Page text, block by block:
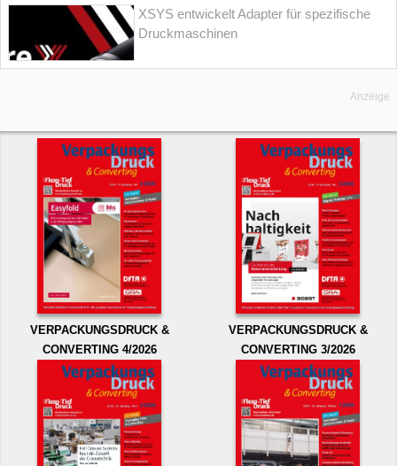
XSYS entwickelt Adapter für spezifische
Druckmaschinen
Anzeige
VERPACKUNGSDRUCK &
CONVERTING 4/2026
VERPACKUNGSDRUCK &
CONVERTING 3/2026